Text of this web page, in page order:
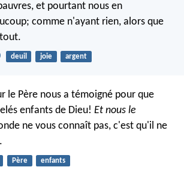
et pourtant nous en
comme n'ayant rien, alors que
deuil joie argent
le Père nous a témoigné pour que
enfants de Dieu! Et nous le
ne vous connaît pas, c'est qu'il ne
Père enfants